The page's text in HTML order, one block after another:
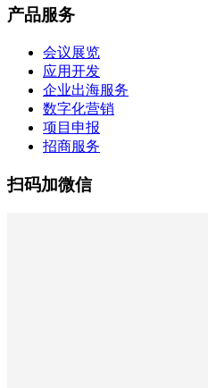
产品服务
会议展览
应用开发
企业出海服务
数字化营销
项目申报
招商服务
扫码加微信